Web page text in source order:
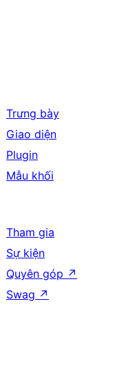
Trưng bày
Giao diện
Plugin
Mẫu khối
Tham gia
Sự kiện
Quyên góp ↗
Swag ↗